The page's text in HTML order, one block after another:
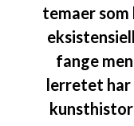
temaer
fange
lerretet har